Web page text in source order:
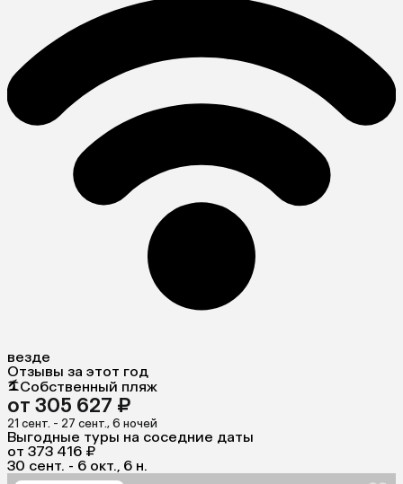
везде
Отзывы за этот год
Собственный пляж
от 305 627 ₽
21 сент. - 27 сент., 6 ночей
Выгодные туры на соседние даты
от 373 416 ₽
30 сент. - 6 окт., 6 н.